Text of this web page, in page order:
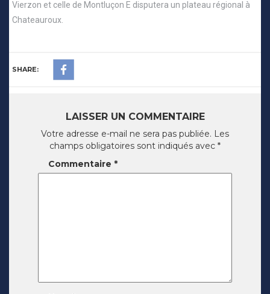
Vierzon et celle de Montluçon E disputera un plateau régional à
Chateauroux.
SHARE:
LAISSER UN COMMENTAIRE
Votre adresse e-mail ne sera pas publiée. Les
champs obligatoires sont indiqués avec *
Commentaire *